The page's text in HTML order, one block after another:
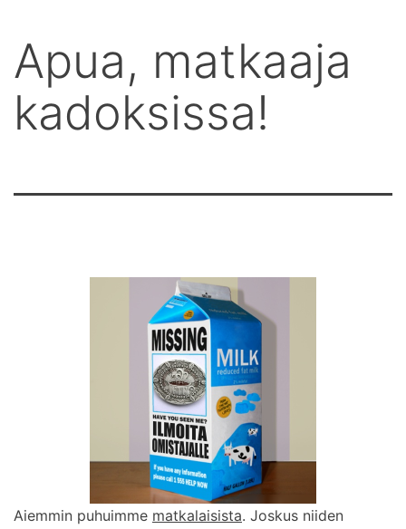
Apua, matkaaja
kadoksissa!
Aiemmin puhuimme matkalaisista. Joskus niiden